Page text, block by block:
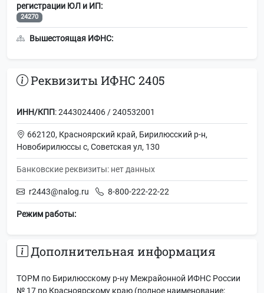
регистрации ЮЛ и ИП:
24270
Вышестоящая ИФНС:
Реквизиты ИФНС 2405
ИНН/КПП: 2443024406 / 240532001
662120, Красноярский край, Бирилюсский р-н,
Новобирилюссы с, Советская ул, 130
Банковские реквизиты: нет данных
r2443@nalog.ru 8-800-222-22-22
Режим работы:
Дополнительная информация
ТОРМ по Бирилюсскому р-ну Межрайонной ИФНС России
№ 17 по Красноярскому краю (полное наименование: